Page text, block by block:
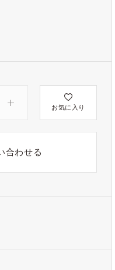
お気に入り
合わせる